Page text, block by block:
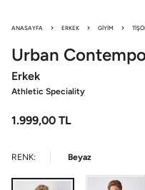
ANASAYFA ERKEK GIYIM
Urban
Erkek
Athletic Speciality
1.999,00 TL
RENK: Beyaz